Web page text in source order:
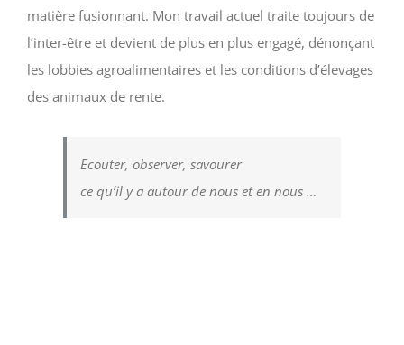
matière fusionnant. Mon travail actuel traite toujours de
l’inter-être et devient de plus en plus engagé, dénonçant
les lobbies agroalimentaires et les conditions d’élevages
des animaux de rente.
Ecouter, observer, savourer
ce qu’il y a autour de nous et en nous …